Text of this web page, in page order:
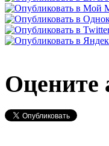
Оцените